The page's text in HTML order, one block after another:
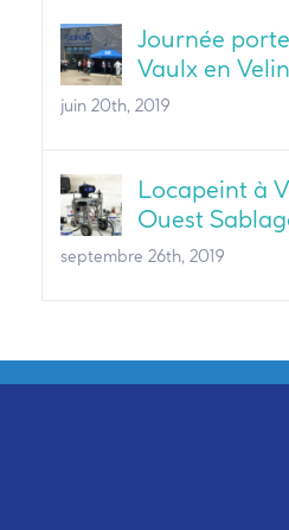
Journée
Vaulx en Velin
juin 20th, 2019
Locapeint à
Ouest
septembre 26th, 2019